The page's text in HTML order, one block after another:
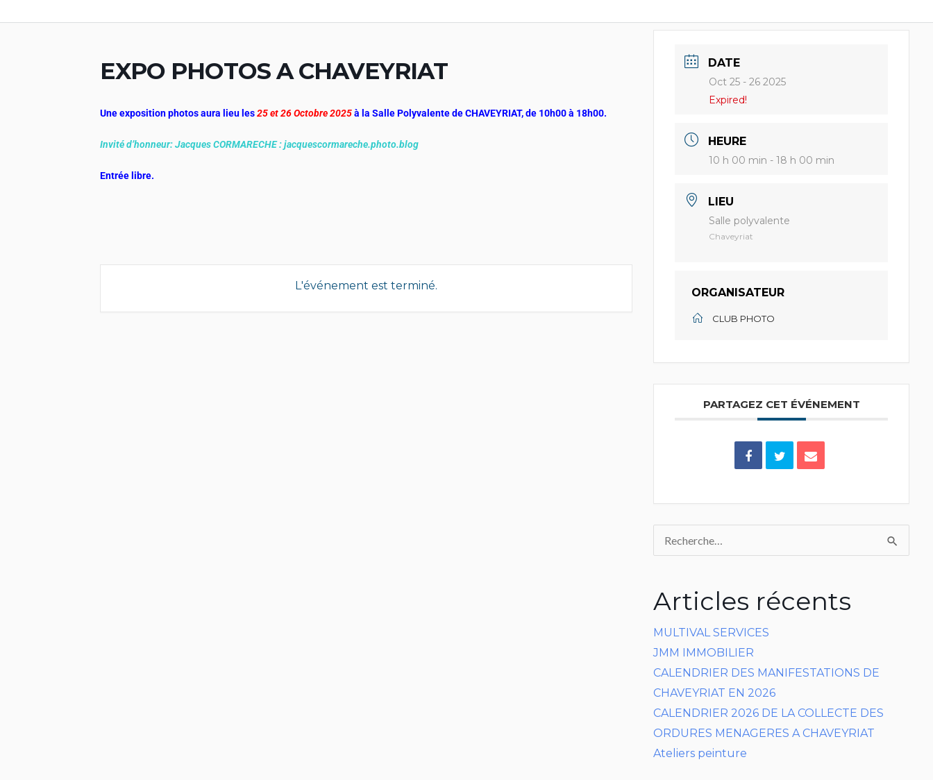
EXPO PHOTOS A CHAVEYRIAT
Une exposition photos aura lieu les25 et 26 Octobre 2025à la Salle Polyvalente de CHAVEYRIAT, de 10h00 à 18h00.
Invité d’honneur: Jacques CORMARECHE : jacquescormareche.photo.blog
Entrée libre.
L'événement est terminé.
DATE
Oct 25 - 26 2025
Expired!
HEURE
10 h 00 min - 18 h 00 min
LIEU
Salle polyvalente
Chaveyriat
ORGANISATEUR
CLUB PHOTO
PARTAGEZ CET ÉVÉNEMENT
Rechercher :
Articles récents
MULTIVAL SERVICES
JMM IMMOBILIER
CALENDRIER DES MANIFESTATIONS DE
CHAVEYRIAT EN 2026
CALENDRIER 2026 DE LA COLLECTE DES
ORDURES MENAGERES A CHAVEYRIAT
Ateliers peinture